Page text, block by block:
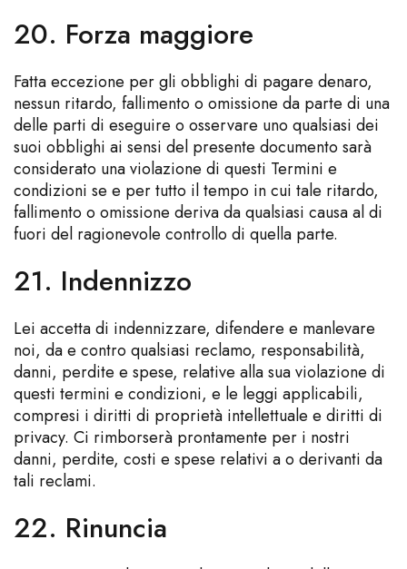
20. Forza maggiore
Fatta eccezione per gli obblighi di pagare denaro,
nessun ritardo, fallimento o omissione da parte di una
delle parti di eseguire o osservare uno qualsiasi dei
suoi obblighi ai sensi del presente documento sarà
considerato una violazione di questi Termini e
condizioni se e per tutto il tempo in cui tale ritardo,
fallimento o omissione deriva da qualsiasi causa al di
fuori del ragionevole controllo di quella parte.
21. Indennizzo
Lei accetta di indennizzare, difendere e manlevare
noi, da e contro qualsiasi reclamo, responsabilità,
danni, perdite e spese, relative alla sua violazione di
questi termini e condizioni, e le leggi applicabili,
compresi i diritti di proprietà intellettuale e diritti di
privacy. Ci rimborserà prontamente per i nostri
danni, perdite, costi e spese relativi a o derivanti da
tali reclami.
22. Rinuncia